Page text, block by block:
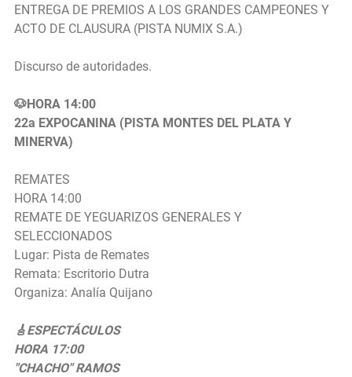
ENTREGA DE PREMIOS A LOS GRANDES CAMPEONES Y
ACTO DE CLAUSURA (PISTA NUMIX S.A.)
Discurso de autoridades.
🐶HORA 14:00
22a EXPOCANINA (PISTA MONTES DEL PLATA Y
MINERVA)
REMATES
HORA 14:00
REMATE DE YEGUARIZOS GENERALES Y
SELECCIONADOS
Lugar: Pista de Remates
Remata: Escritorio Dutra
Organiza: Analía Quijano
🎸ESPECTÁCULOS
HORA 17:00
"CHACHO" RAMOS